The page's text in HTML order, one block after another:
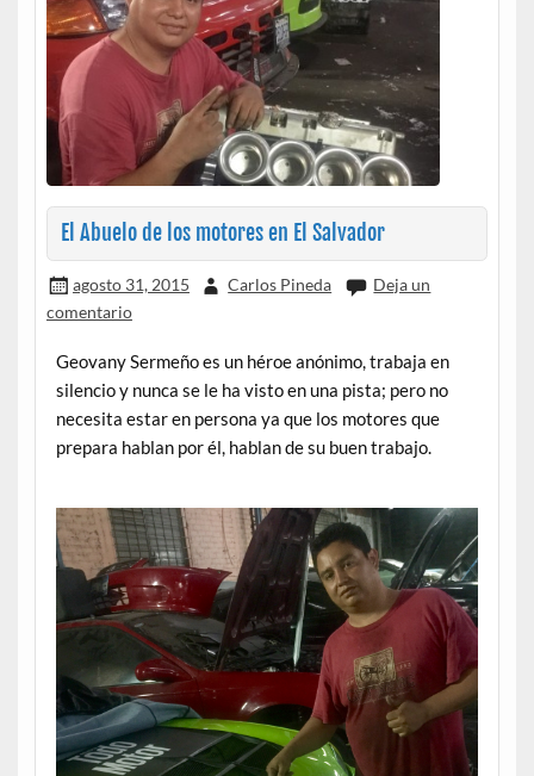
El Abuelo de los motores en El Salvador
agosto 31, 2015 Carlos Pineda
Deja un
comentario
Geovany Sermeño es un héroe anónimo, trabaja en
silencio y nunca se le ha visto en una pista; pero no
necesita estar en persona ya que los motores que
prepara hablan por él, hablan de su buen trabajo.